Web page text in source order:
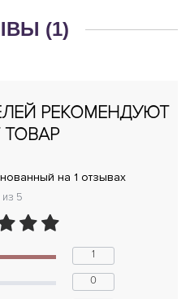
(1)
РЕКОМЕНДУЮТ
ТОВАР
на 1 отзывах
из 5
1
0